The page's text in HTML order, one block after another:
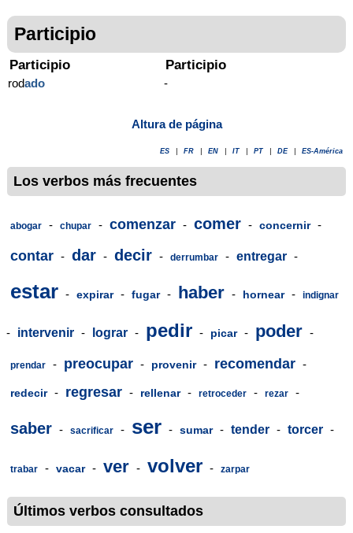
Participio
Participio
rodado
Participio
-
Altura de página
ES FR EN IT PT DE ES-América
Los verbos más frecuentes
abogar - chupar - comenzar - comer - concernir -
contar - dar - decir - derrumbar - entregar -
estar - expirar - fugar - haber - hornear - indignar
- intervenir - lograr - pedir - picar - poder -
prendar - preocupar - provenir - recomendar -
redecir - regresar - rellenar - retroceder - rezar -
saber - sacrificar - ser - sumar - tender - torcer -
trabar - vacar - ver - volver - zarpar
Últimos verbos consultados